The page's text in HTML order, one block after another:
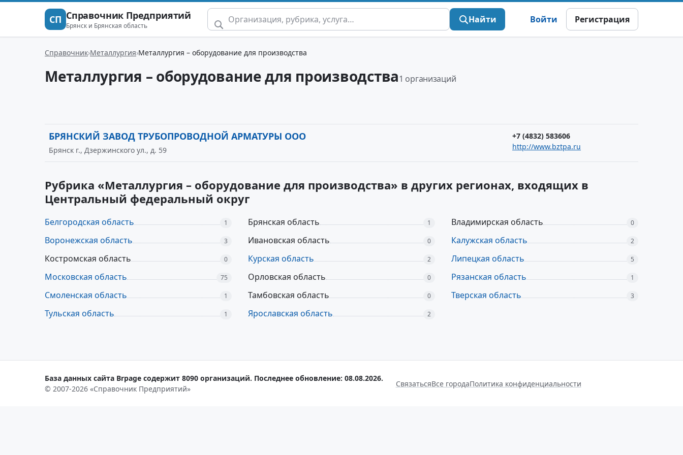
СП Справочник Предприятий
Брянск и Брянская область
Найти Войти Регистрация
Справочник Металлургия Металлургия – оборудование для производства
Металлургия – оборудование для производства1 организаций
БРЯНСКИЙ ЗАВОД ТРУБОПРОВОДНОЙ АРМАТУРЫ ООО
+7 (4832) 583606
http://www.bztpa.ru
Брянск г., Дзержинского ул., д. 59
Рубрика «Металлургия – оборудование для производства» в других регионах, входящих в
Центральный федеральный округ
Белгородская область 1 Брянская область 1 Владимирская область 0
Воронежская область 3 Ивановская область 0 Калужская область 2
Костромская область 0 Курская область 2 Липецкая область 5
Московская область 75 Орловская область 0 Рязанская область 1
Смоленская область 1 Тамбовская область 0 Тверская область 3
Тульская область 1 Ярославская область 2
База данных сайта Brpage содержит 8090 организаций. Последнее обновление: 08.08.2026.
© 2007-2026 «Справочник Предприятий»
СвязатьсяВсе городаПолитика конфиденциальности